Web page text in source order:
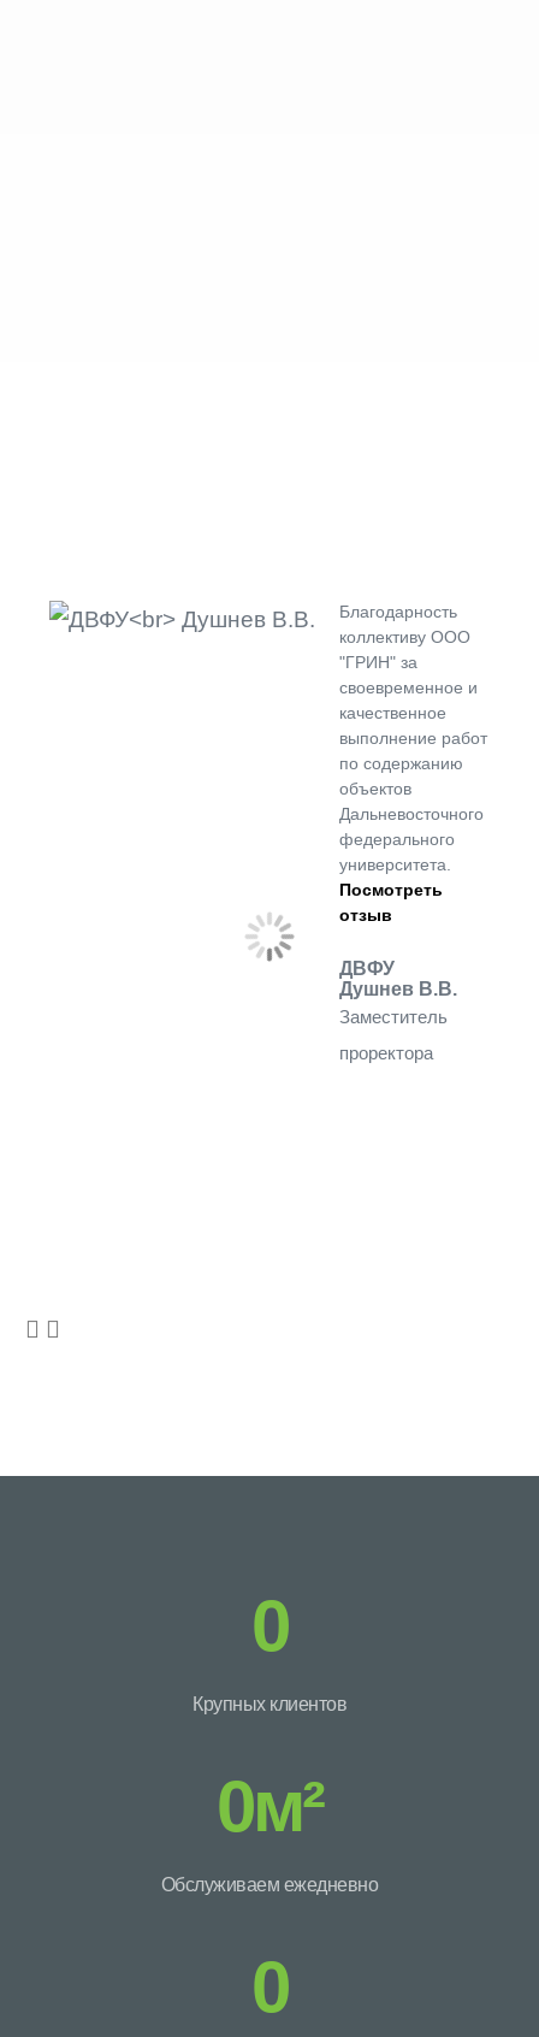
Благодарность
коллективу ООО
"ГРИН" за
своевременное и
качественное
выполнение работ
по содержанию
объектов
Дальневосточного
федерального
университета.
Посмотреть
отзыв
ДВФУ
Душнев В.В.
Заместитель
проректора
0
Крупных клиентов
0м²
Обслуживаем ежедневно
0